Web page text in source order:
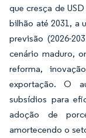
que cresça de
bilhão até 2031, a
previsão (2026-
cenário maduro,
reforma,
exportação. O
subsídios para
adoção de
amortecendo o